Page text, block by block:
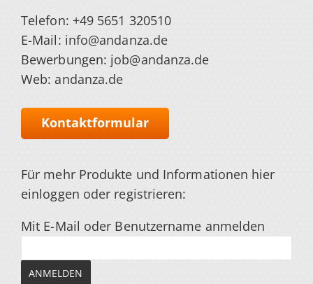
Telefon: +49 5651 320510
E-Mail: info@andanza.de
Bewerbungen: job@andanza.de
Web:andanza.de
Kontaktformular
Für mehr Produkte und Informationen hier
einloggen oder registrieren:
Mit E-Mail oder Benutzername anmelden